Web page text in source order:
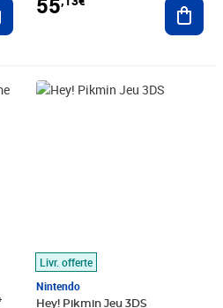
Livr. offerte
Nintendo
Hey! Pikmin Jeu 3DS
Prix 55,25€